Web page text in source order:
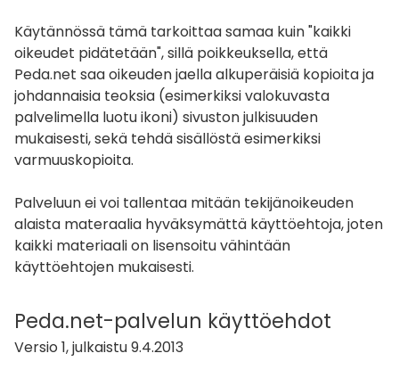
Käytännössä tämä tarkoittaa samaa kuin "kaikki
oikeudet pidätetään", sillä poikkeuksella, että
Peda.net saa oikeuden jaella alkuperäisiä kopioita ja
johdannaisia teoksia (esimerkiksi valokuvasta
palvelimella luotu ikoni) sivuston julkisuuden
mukaisesti, sekä tehdä sisällöstä esimerkiksi
varmuuskopioita.
Palveluun ei voi tallentaa mitään tekijänoikeuden
alaista materaalia hyväksymättä käyttöehtoja, joten
kaikki materiaali on lisensoitu vähintään
käyttöehtojen mukaisesti.
Peda.net-palvelun käyttöehdot
Versio 1, julkaistu 9.4.2013